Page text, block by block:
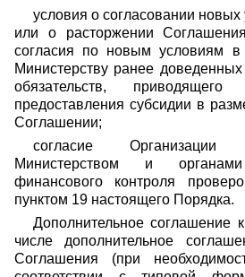
условия о согласовании
или о расторжении
согласия по новым условиям в
Министерству ранее
обязательств,
предоставления субсидии в
Соглашении;
согласие
Министерством и органами
финансового контроля
пунктом 19 настоящего Порядка.
Дополнительное соглашение
числе дополнительное
Соглашения (при